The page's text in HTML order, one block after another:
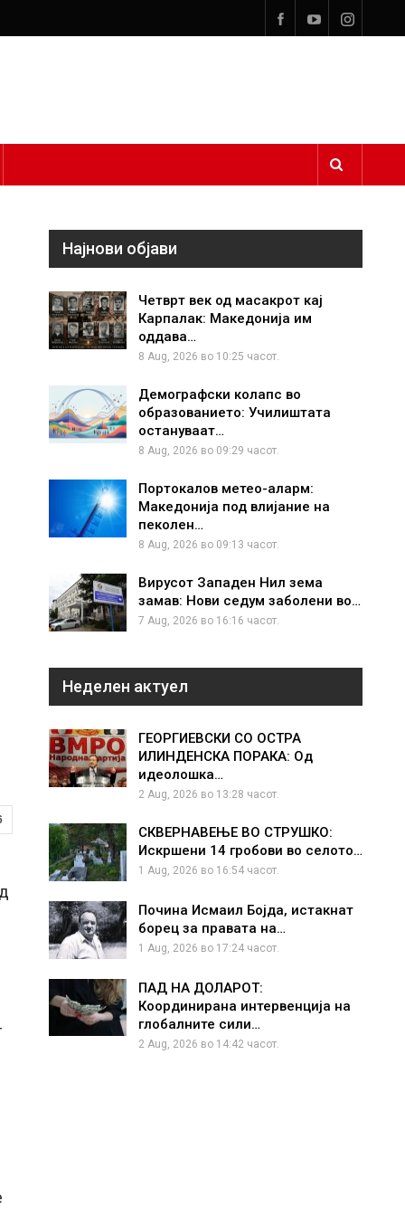
Најнови објави
Четврт век од масакрот кај
Карпалак: Македонија им
оддава…
8 Aug, 2026 во 10:25 часот.
Демографски колапс во
образованието: Училиштата
остануваат…
8 Aug, 2026 во 09:29 часот.
Портокалов метео-аларм:
Македонија под влијание на
пеколен…
8 Aug, 2026 во 09:13 часот.
Вирусот Западен Нил зема
замав: Нови седум заболени во…
7 Aug, 2026 во 16:16 часот.
Неделен актуел
ГЕОРГИЕВСКИ СО ОСТРА
ИЛИНДЕНСКА ПОРАКА: Од
идеолошка…
2 Aug, 2026 во 13:28 часот.
СКВЕРНАВЕЊЕ ВО СТРУШКО:
Искршени 14 гробови во селото…
1 Aug, 2026 во 16:54 часот.
Почина Исмаил Бојда, истакнат
борец за правата на…
1 Aug, 2026 во 17:24 часот.
ПАД НА ДОЛАРОТ:
Координирана интервенција на
глобалните сили…
2 Aug, 2026 во 14:42 часот.